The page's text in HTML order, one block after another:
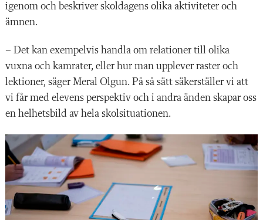
igenom och beskriver skoldagens olika aktiviteter och
ämnen.
– Det kan exempelvis handla om relationer till olika
vuxna och kamrater, eller hur man upplever raster och
lektioner, säger Meral Olgun. På så sätt säkerställer vi att
vi får med elevens perspektiv och i andra änden skapar oss
en helhetsbild av hela skolsituationen.